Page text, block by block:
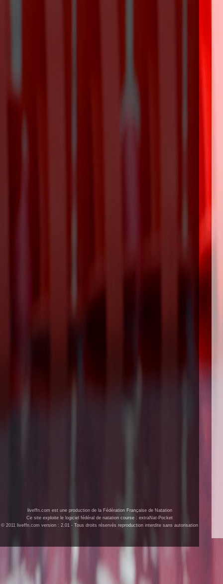
liveffn.com est une production de la Fédération Française de Natation
Ce site exploite le logiciel fédéral de natation course : extraNat-Pocket
© 2011 liveffn.com version : 2.01 - Tous droits réservés reproduction interdite sans autorisation